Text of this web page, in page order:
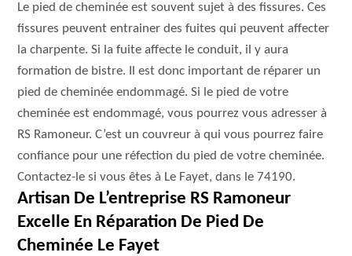
Le pied de cheminée est souvent sujet à des fissures. Ces
fissures peuvent entrainer des fuites qui peuvent affecter
la charpente. Si la fuite affecte le conduit, il y aura
formation de bistre. Il est donc important de réparer un
pied de cheminée endommagé. Si le pied de votre
cheminée est endommagé, vous pourrez vous adresser à
RS Ramoneur. C’est un couvreur à qui vous pourrez faire
confiance pour une réfection du pied de votre cheminée.
Contactez-le si vous êtes à Le Fayet, dans le 74190.
Artisan De L’entreprise RS Ramoneur
Excelle En Réparation De Pied De
Cheminée Le Fayet